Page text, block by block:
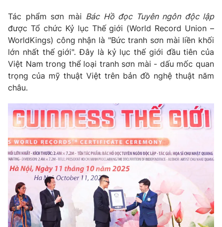
Photo Infographic
Video Shorts video
VTV Money VTV Thể thao
VTV Sức khoẻ Bất động sản
Thị trường 24h Tấm lòng Việt
VTV4 Vươn mình bằng AI
VTV9 VTV8
Liên hệ tòa soạn English
Tác phẩm sơn mài Bác Hồ đọc Tuyên ngôn độc lập
được Tổ chức Kỷ lục Thế giới (World Record Union –
WorldKings) công nhận là "Bức tranh sơn mài liền khối
lớn nhất thế giới". Đây là kỷ lục thế giới đầu tiên của
Việt Nam trong thể loại tranh sơn mài - dấu mốc quan
trọng của mỹ thuật Việt trên bản đồ nghệ thuật năm
châu.